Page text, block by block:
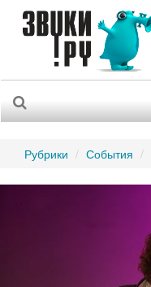
Рубрики События